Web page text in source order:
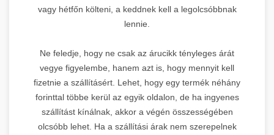
vagy hétfőn költeni, a keddnek kell a legolcsóbbnak
lennie.
Ne feledje, hogy ne csak az árucikk tényleges árát
vegye figyelembe, hanem azt is, hogy mennyit kell
fizetnie a szállításért. Lehet, hogy egy termék néhány
forinttal többe kerül az egyik oldalon, de ha ingyenes
szállítást kínálnak, akkor a végén összességében
olcsóbb lehet. Ha a szállítási árak nem szerepelnek